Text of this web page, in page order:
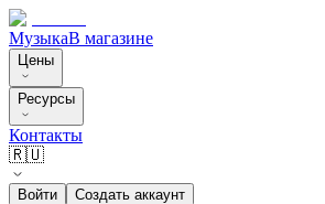
МузыкаВ магазине
Цены
Ресурсы
Контакты
🇷🇺
Войти Создать аккаунт